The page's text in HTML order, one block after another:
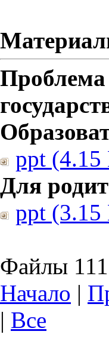
Проблема
ppt
Для
ppt
Файлы
Начало |
| Все